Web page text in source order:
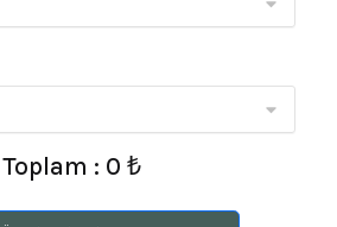
Toplam : 0 ₺